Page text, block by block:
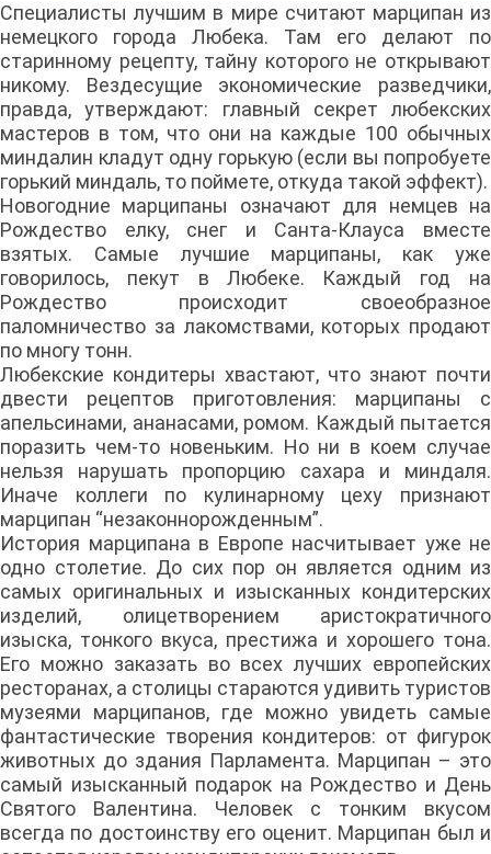
Специалисты лучшим в мире считают марципан из
немецкого города Любека. Там его делают по
старинному рецепту, тайну которого не открывают
никому. Вездесущие экономические разведчики,
правда, утверждают: главный секрет любекских
мастеров в том, что они на каждые 100 обычных
миндалин кладут одну горькую (если вы попробуете
горький миндаль, то поймете, откуда такой эффект).
Новогодние марципаны означают для немцев на
Рождество елку, снег и Санта-Клауса вместе
взятых. Самые лучшие марципаны, как уже
говорилось, пекут в Любеке. Каждый год на
Рождество происходит своеобразное
паломничество за лакомствами, которых продают
по многу тонн.
Любекские кондитеры хвастают, что знают почти
двести рецептов приготовления: марципаны с
апельсинами, ананасами, ромом. Каждый пытается
поразить чем-то новеньким. Но ни в коем случае
нельзя нарушать пропорцию сахара и миндаля.
Иначе коллеги по кулинарному цеху признают
марципан “незаконнорожденным”.
История марципана в Европе насчитывает уже не
одно столетие. До сих пор он является одним из
самых оригинальных и изысканных кондитерских
изделий, олицетворением аристократичного
изыска, тонкого вкуса, престижа и хорошего тона.
Его можно заказать во всех лучших европейских
ресторанах, а столицы стараются удивить туристов
музеями марципанов, где можно увидеть самые
фантастические творения кондитеров: от фигурок
животных до здания Парламента. Марципан – это
самый изысканный подарок на Рождество и День
Святого Валентина. Человек с тонким вкусом
всегда по достоинству его оценит. Марципан был и